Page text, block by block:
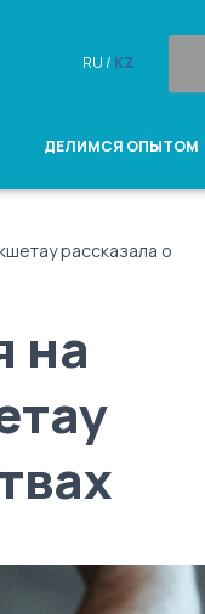
RU / KZ
ДЕЛИМСЯ ОПЫТОМ
рассказала о
на